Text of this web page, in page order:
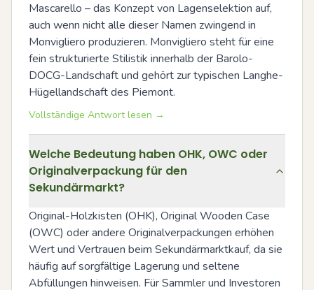
Mascarello – das Konzept von Lagenselektion auf,
auch wenn nicht alle dieser Namen zwingend in
Monvigliero produzieren. Monvigliero steht für eine
fein strukturierte Stilistik innerhalb der Barolo-
DOCG-Landschaft und gehört zur typischen Langhe-
Hügellandschaft des Piemont.
Vollständige Antwort lesen →
Welche Bedeutung haben OHK, OWC oder
Originalverpackung für den
Sekundärmarkt?
Original-Holzkisten (OHK), Original Wooden Case
(OWC) oder andere Originalverpackungen erhöhen
Wert und Vertrauen beim Sekundärmarktkauf, da sie
häufig auf sorgfältige Lagerung und seltene
Abfüllungen hinweisen. Für Sammler und Investoren